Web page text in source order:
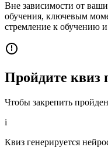
Вне зависимости от
обучения, ключевым
стремление к обучению
Пройдите квиз
Чтобы закрепить
i
Квиз генерируется